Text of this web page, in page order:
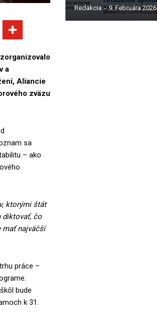
a
Aliancie
zväzu
sa
– ako
ktorými štát
diktovať, čo
mať najväčší
práce –
bude
k 31.
Redakcia - 9. Februára 2026